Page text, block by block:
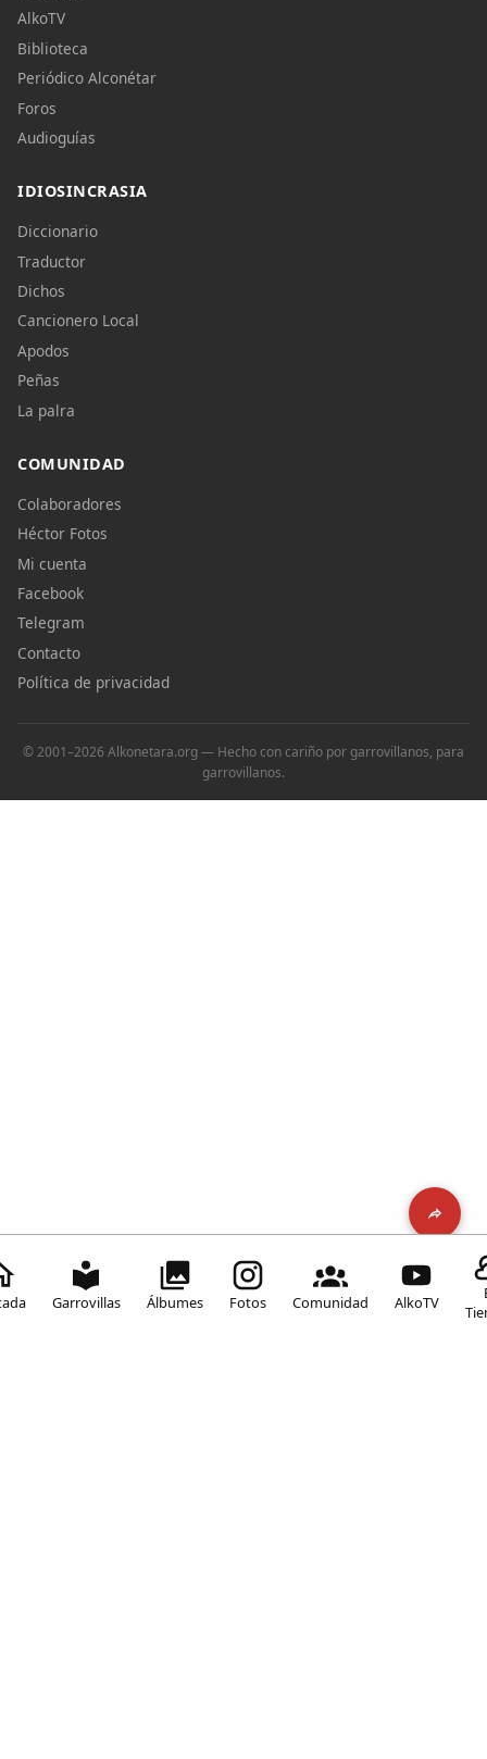
Garrovillas Álbumes Fotos Comunidad AlkoTV
Inicia sesión para comentar
AlkoTV
Biblioteca
Periódico Alconétar
Foros
Audioguías
IDIOSINCRASIA
Diccionario
Traductor
Dichos
Cancionero Local
Apodos
Peñas
La palra
COMUNIDAD
Colaboradores
Héctor Fotos
Mi cuenta
Facebook
Telegram
Contacto
Política de privacidad
© 2001–2026 Alkonetara.org — Hecho con cariño por garrovillanos, para
garrovillanos.